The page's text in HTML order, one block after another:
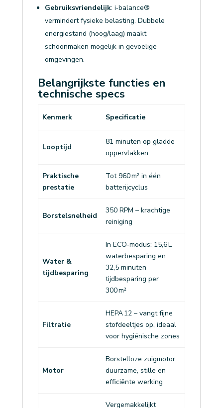
Gebruiksvriendelijk: i‑balance®
vermindert fysieke belasting. Dubbele
energiestand (hoog/laag) maakt
schoonmaken mogelijk in gevoelige
omgevingen.
Belangrijkste functies en
technische specs
Kenmerk Specificatie
Looptijd
81 minuten op gladde
oppervlakken
Praktische
prestatie
Tot 960 m² in één
batterijcyclus
Borstelsnelheid
350 RPM – krachtige
reiniging
Water &
tijdbesparing
In ECO‑modus: 15,6 L
waterbesparing en
32,5 minuten
tijdbesparing per
300 m²
Filtratie
HEPA 12 – vangt fijne
stofdeeltjes op, ideaal
voor hygiënische zones
Motor
Borstelloze zuigmotor:
duurzame, stille en
efficiënte werking
Vergemakkelijkt